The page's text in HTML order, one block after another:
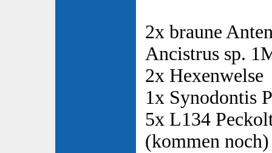
2x braune
Ancistrus sp.
2x Hexenwelse
1x Synodontis
5x L134
(kommen noch)